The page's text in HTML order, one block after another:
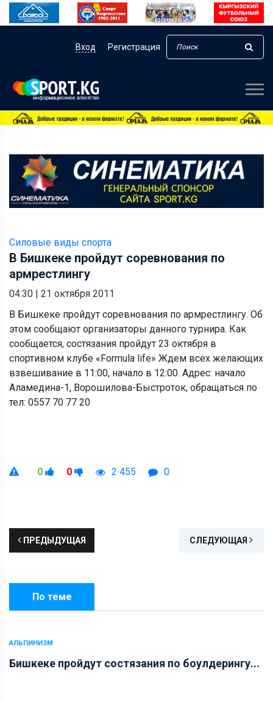
Вход Регистрация
Силовые виды спорта
В Бишкеке пройдут соревнования по
армрестлингу
04:30 | 21 октября 2011
В Бишкеке пройдут соревнования по армрестлингу. Об
этом сообщают организаторы данного турнира. Как
сообщается, состязания пройдут 23 октября в
спортивном клубе «Formula life» Ждем всех желающих
взвешивание в 11:00, начало в 12:00. Адрес: начало
Аламедина-1, Ворошилова-Быстроток, обращаться по
тел: 0557 70 77 20
0 0 2 455 0
ПРЕДЫДУЩАЯ СЛЕДУЮЩАЯ
По теме
АЛЬПИНИЗМ
Бишкеке пройдут состязания по боулдерингу...